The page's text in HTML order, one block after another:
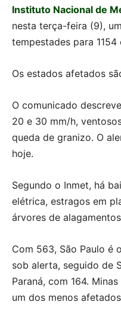
Instituto Nacional de
nesta terça-feira (9),
tempestades para
Os estados afetados
O comunicado
20 e 30 mm/h,
queda de granizo. O
hoje.
Segundo o Inmet, há
elétrica, estragos em
árvores de
Com 563, São Paulo é
sob alerta, seguido de
Paraná, com 164.
um dos menos